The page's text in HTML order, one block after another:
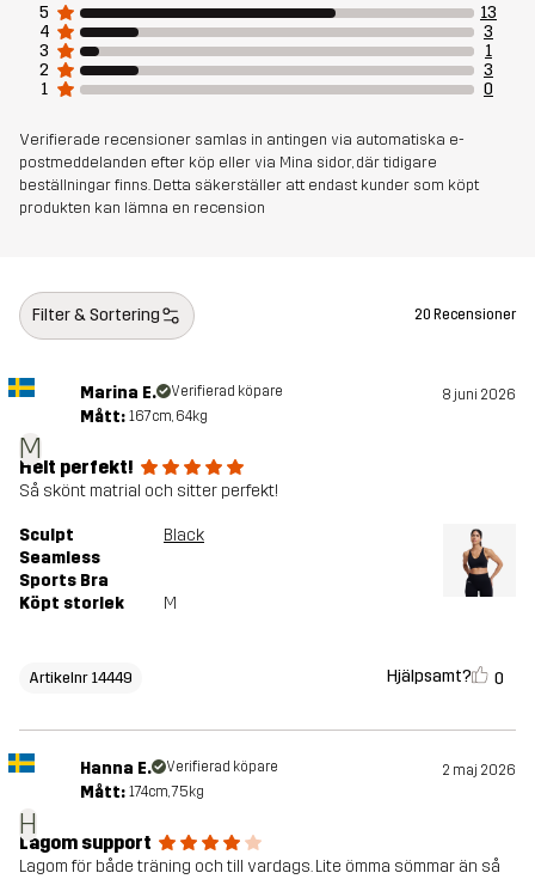
Artikelnummer 14449_2001
5
13
4
3
3
1
2
3
1
0
Verifierade recensioner samlas in antingen via automatiska e-
postmeddelanden efter köp eller via Mina sidor, där tidigare
beställningar finns. Detta säkerställer att endast kunder som köpt
produkten kan lämna en recension
Filter & Sortering 20 Recensioner
M
Marina E. Verifierad köpare 8 juni 2026
Mått: 167cm, 64kg
Helt perfekt!
Så skönt matrial och sitter perfekt!
Sculpt
Seamless
Sports Bra
Black
Köpt storlek M
Artikelnr 14449 Hjälpsamt? 0
H
Hanna E. Verifierad köpare 2 maj 2026
Mått: 174cm, 75kg
Lagom support
Lagom för både träning och till vardags. Lite ömma sömmar än så